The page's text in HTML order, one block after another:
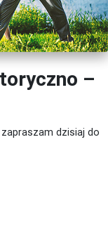
–
dzisiaj do